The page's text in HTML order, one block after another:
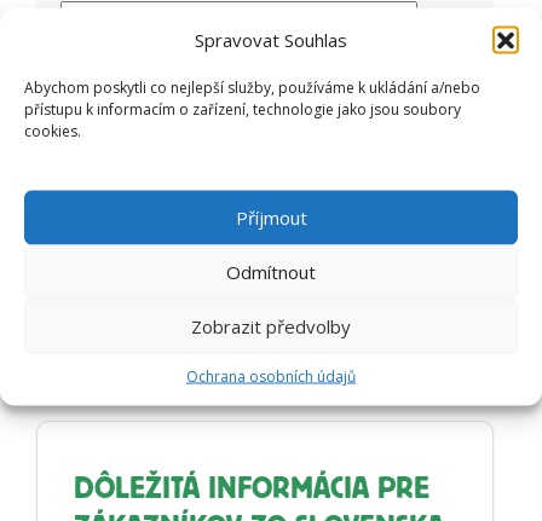
Spravovat Souhlas
Abychom poskytli co nejlepší služby, používáme k ukládání a/nebo
přístupu k informacím o zařízení, technologie jako jsou soubory
cookies.
Příjmout
Odmítnout
Zobrazit předvolby
Ochrana osobních údajů
DÔLEŽITÁ INFORMÁCIA PRE